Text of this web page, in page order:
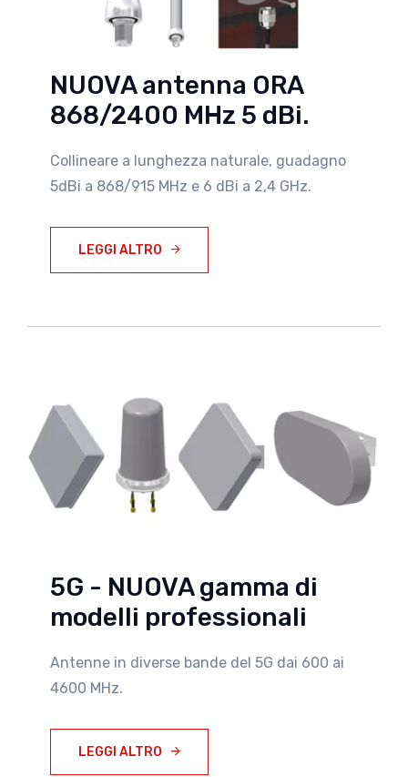
NUOVA antenna ORA
868/2400 MHz 5 dBi.
Collineare a lunghezza naturale, guadagno
5dBi a 868/915 MHz e 6 dBi a 2,4 GHz.
LEGGI ALTRO
5G - NUOVA gamma di
modelli professionali
Antenne in diverse bande del 5G dai 600 ai
4600 MHz.
LEGGI ALTRO